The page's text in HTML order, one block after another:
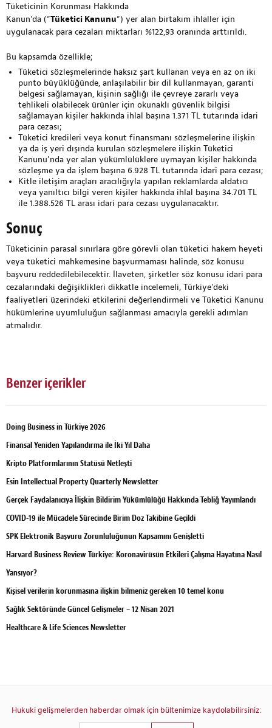
Tüketicinin Korunması Hakkında
Kanun’da (“Tüketici Kanunu“) yer alan birtakım ihlaller için
uygulanacak para cezaları miktarları %122,93 oranında arttırıldı.
Bu kapsamda özellikle;
Tüketici sözleşmelerinde haksız şart kullanan veya en az on iki
punto büyüklüğünde, anlaşılabilir bir dil kullanmayan, garanti
belgesi sağlamayan, kişinin sağlığı ile çevreye zararlı veya
tehlikeli olabilecek ürünler için okunaklı güvenlik bilgisi
sağlamayan kişiler hakkında ihlal başına 1.371 TL tutarında idari
para cezası;
Tüketici kredileri veya konut finansmanı sözleşmelerine ilişkin
ya da iş yeri dışında kurulan sözleşmelere ilişkin Tüketici
Kanunu’nda yer alan yükümlülüklere uymayan kişiler hakkında
sözleşme ya da işlem başına 6.928 TL tutarında idari para cezası;
Kitle iletişim araçları aracılığıyla yapılan reklamlarda aldatıcı
veya yanıltıcı bilgi veren kişiler hakkında ihlal başına 34.701 TL
ile 1.388.526 TL arası idari para cezası uygulanacaktır.
Sonuç
Tüketicinin parasal sınırlara göre görevli olan tüketici hakem heyeti
veya tüketici mahkemesine başvurmaması halinde, söz konusu
başvuru reddedilebilecektir. İlaveten, şirketler söz konusu idari para
cezalarındaki değişiklikleri dikkatle incelemeli, Türkiye’deki
faaliyetleri üzerindeki etkilerini değerlendirmeli ve Tüketici Kanunu
hükümlerine uyumluluğun sağlanması amacıyla gerekli adımları
atmalıdır.
Benzer içerikler
Doing Business in Türkiye 2026
Finansal Yeniden Yapılandırma ile İki Yıl Daha
Kripto Platformlarının Statüsü Netleşti
Esin Intellectual Property Quarterly Newsletter
Gerçek Faydalanıcıya İlişkin Bildirim Yükümlülüğü Hakkında Tebliğ Yayımlandı
COVID-19 ile Mücadele Sürecinde Birim Doz Takibine Geçildi
SPK Elektronik Başvuru Zorunluluğunun Kapsamını Genişletti
Harvard Business Review Türkiye: Koronavirüsün Etkileri Çalışma Hayatına Nasıl
Yansıyor?
Kişisel verilerin korunmasına ilişkin bilmeniz gereken 10 temel konu
Sağlık Sektöründe Güncel Gelişmeler – 12 Nisan 2021
Healthcare & Life Sciences Newsletter
Hukuki gelişmelerden haberdar olmak için bültenimize kaydolabilirsiniz: